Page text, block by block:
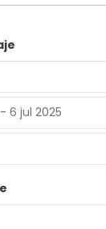
6 jul 2025